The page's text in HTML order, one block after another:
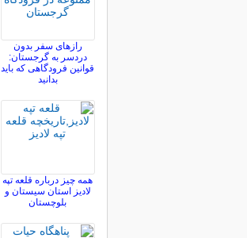
رازهای سفر بدون
دردسر به گرجستان:
قوانین فرودگاهی که باید
بدانید
همه چیز درباره قلعه تپه
لادیز استان سیستان و
بلوچستان